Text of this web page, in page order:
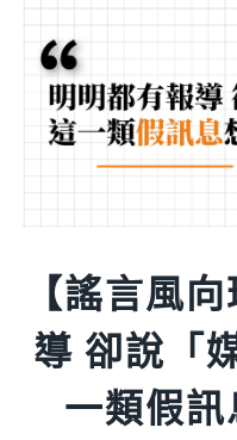
【謠言風
導 卻說「
一類假訊